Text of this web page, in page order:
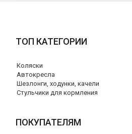
ТОП КАТЕГОРИИ
Коляски
Автокресла
Шезлонги, ходунки, качели
Стульчики для кормления
ПОКУПАТЕЛЯМ